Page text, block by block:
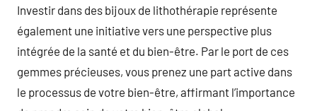
Investir dans des bijoux de lithothérapie représente
également une initiative vers une perspective plus
intégrée de la santé et du bien-être. Par le port de ces
gemmes précieuses, vous prenez une part active dans
le processus de votre bien-être, affirmant l’importance